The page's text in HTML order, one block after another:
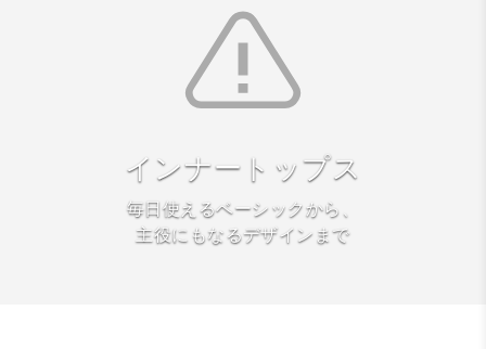
インナートップス
毎日使えるベーシックから、
主役にもなるデザインまで